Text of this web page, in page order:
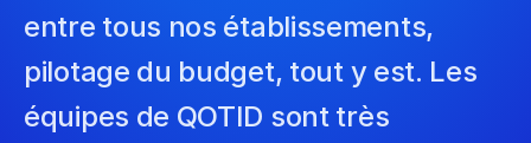
entre tous nos établissements,
pilotage du budget, tout y est. Les
équipes de QOTID sont très